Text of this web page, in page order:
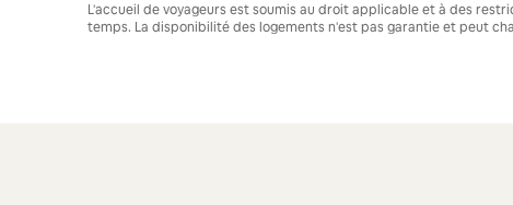
L'accueil de voyageurs est soumis au droit applicable et à des
temps. La disponibilité des logements n'est pas garantie et peut